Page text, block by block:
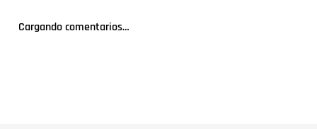
Cargando comentarios…